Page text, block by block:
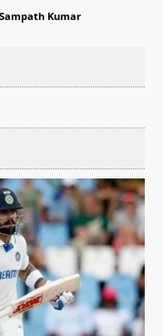
Sampath Kumar